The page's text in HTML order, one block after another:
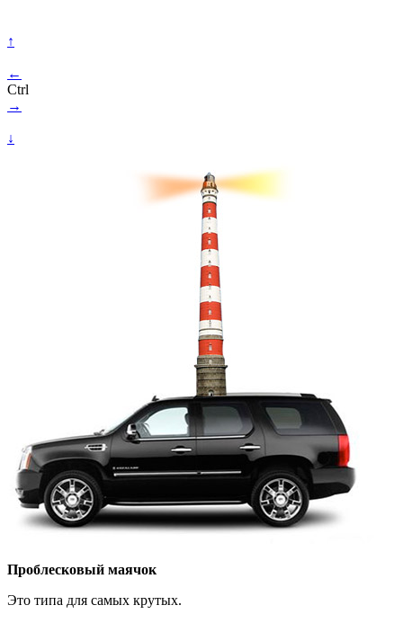
↑
←
Ctrl
→
↓
Проблесковый маячок
Это типа для самых крутых.